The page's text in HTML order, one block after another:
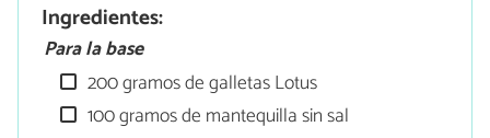
Ingredientes:
Para la base
200 gramos de galletas Lotus
100 gramos de mantequilla sin sal